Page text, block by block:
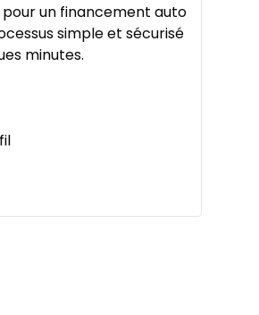
un financement auto
simple et sécurisé
minutes.